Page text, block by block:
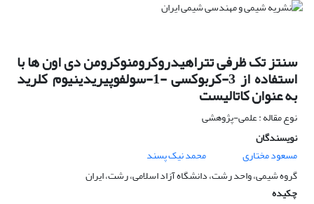
سنتز تک ظرفی تتراهیدروکرومنوکرومن دی اون ها با
استفاده از 3-کربوکسی -1-سولفوپیریدینیوم کلرید
به عنوان کاتالیست
نوع مقاله : علمی-پژوهشی
نویسندگان
مسعود مختاری
محمد نیک پسند
گروه شیمی، واحد رشت، دانشگاه آزاد اسلامی، رشت، ایران
چکیده